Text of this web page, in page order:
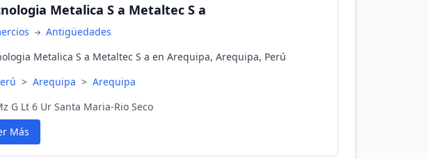
Metalica S a Metaltec S a
Antigüedades
Metalica S a Metaltec S a en Arequipa, Arequipa, Perú
> Arequipa > Arequipa
G Lt 6 Ur Santa Maria-Rio Seco
Más